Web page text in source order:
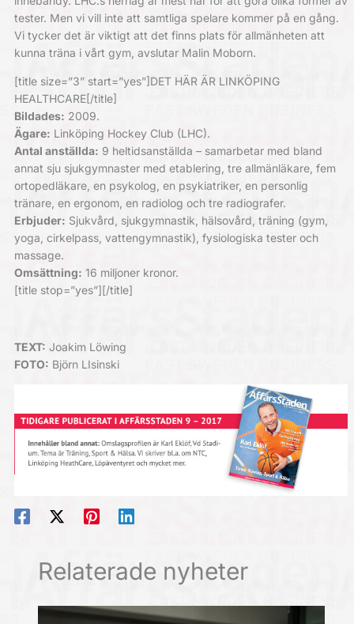
tester. Men vi vill inte att samtliga spelare kommer på en gång.
Vi tycker det är viktigt att det finns plats för allmänheten att
kunna träna i vårt gym, avslutar Malin Moborn.
[title size=”3” start=”yes”]DET HÄR ÄR LINKÖPING
HEALTHCARE[/title]
Bildades: 2009.
Ägare: Linköping Hockey Club (LHC).
Antal anställda: 9 heltidsanställda – samarbetar med bland
annat sju sjukgymnaster med etablering, tre allmänläkare, fem
ortopedläkare, en psykolog, en psykiatriker, en personlig
tränare, en ergonom, en radiolog och tre radiografer.
Erbjuder: Sjukvård, sjukgymnastik, hälsovård, träning (gym,
yoga, cirkelpass, vattengymnastik), fysiologiska tester och
massage.
Omsättning: 16 miljoner kronor.
[title stop=”yes”][/title]
TEXT: Joakim Löwing
FOTO: Björn LIsinski
Relaterade nyheter